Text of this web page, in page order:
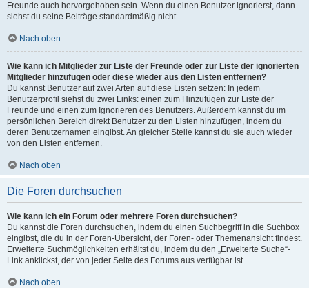
Freunde auch hervorgehoben sein. Wenn du einen Benutzer ignorierst, dann
siehst du seine Beiträge standardmäßig nicht.
Nach oben
Wie kann ich Mitglieder zur Liste der Freunde oder zur Liste der ignorierten
Mitglieder hinzufügen oder diese wieder aus den Listen entfernen?
Du kannst Benutzer auf zwei Arten auf diese Listen setzen: In jedem
Benutzerprofil siehst du zwei Links: einen zum Hinzufügen zur Liste der
Freunde und einen zum Ignorieren des Benutzers. Außerdem kannst du im
persönlichen Bereich direkt Benutzer zu den Listen hinzufügen, indem du
deren Benutzernamen eingibst. An gleicher Stelle kannst du sie auch wieder
von den Listen entfernen.
Nach oben
Die Foren durchsuchen
Wie kann ich ein Forum oder mehrere Foren durchsuchen?
Du kannst die Foren durchsuchen, indem du einen Suchbegriff in die Suchbox
eingibst, die du in der Foren-Übersicht, der Foren- oder Themenansicht findest.
Erweiterte Suchmöglichkeiten erhältst du, indem du den „Erweiterte Suche“-
Link anklickst, der von jeder Seite des Forums aus verfügbar ist.
Nach oben